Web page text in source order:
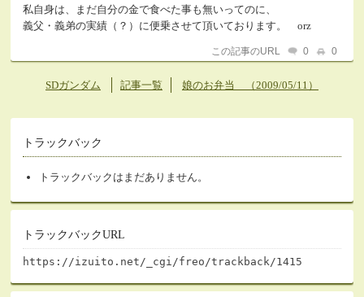
私自身は、まだ自分の金で食べた事も無いってのに、
義父・義弟の実績（？）に便乗させて頂いております。 orz
この記事のURL 0 0
SDガンダム 記事一覧 娘のお弁当 （2009/05/11）
トラックバック
トラックバックはまだありません。
トラックバックURL
https://izuito.net/_cgi/freo/trackback/1415